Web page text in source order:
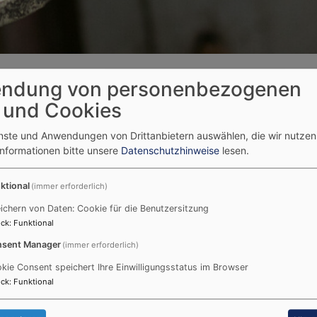
- Kircheneintritt
- Kircheneintritt
nachdenken.
Wir nehmen uns Zeit, um mit Ihnen über Lebens-
einer anderen Kirche angehört und nun
imAnnapunkt nutzen. Vereinbaren Sie dazu
die evangelisch-lutherische Kirche
von personenbezogenen
Cookies
und Anwendungen von Drittanbietern auswählen, die wir
bitte unsere Datenschutzhinweise lesen.
(immer erforderlich)
von Daten: Cookie für die Benutzersitzung
: Funktional
Manager (immer erforderlich)
Consent speichert Ihre Einwilligungsstatus im Browser
: Funktional